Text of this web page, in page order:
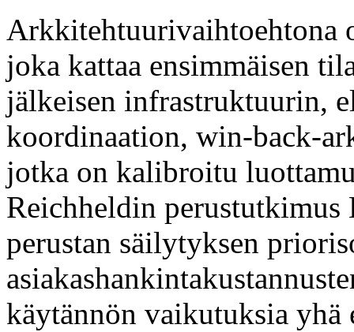
Arkkitehtuurivaihtoehtona
joka kattaa ensimmäisen
jälkeisen infrastruktuurin,
koordinaation, win-back-
jotka on kalibroitu
Reichheldin perustutkimus
perustan säilytyksen
käytännön vaikutuksia yhä